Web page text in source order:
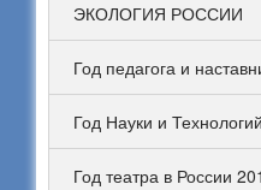
ЭКОЛОГИЯ РОССИИ
Год педагога и
Год Науки и
Год театра в России